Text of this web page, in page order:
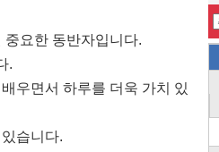
요한 동반자입니다.
.
우면서 하루를 더욱 가치 있
습니다.